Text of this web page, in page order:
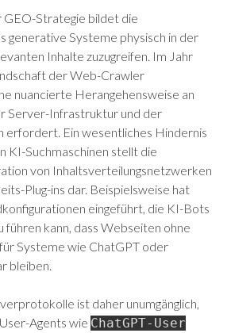
GEO-Strategie bildet die
generative Systeme physisch in der
Inhalte zuzugreifen. Im Jahr
der Web-Crawler
nuancierte Herangehensweise an
Server-Infrastruktur und der
erfordert. Ein wesentliches Hindernis
KI-Suchmaschinen stellt die
von Inhaltsverteilungsnetzwerken
Plug-ins dar. Beispielsweise hat
eingeführt, die KI-Bots
führen kann, dass Webseiten ohne
Systeme wie ChatGPT oder
bleiben.
ist daher unumgänglich,
Agents wie ChatGPT-User